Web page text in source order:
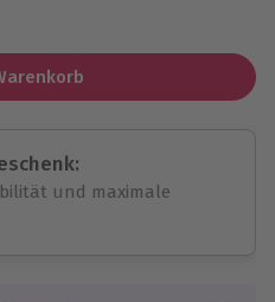
und maximale